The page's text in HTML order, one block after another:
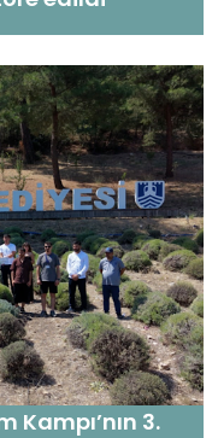
Kampı’nın 3.